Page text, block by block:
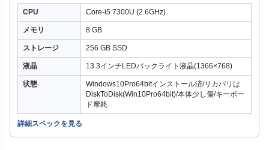
CPU Core-i5 7300U (2.6GHz)
メモリ 8 GB
ストレージ 256 GB SSD
液晶 13.3インチLEDバックライト液晶(1366×768)
状態
Windows10Pro64bitインストール済/リカバリは
DiskToDisk(Win10Pro64bit)/本体少し傷/キーボー
ド摩耗
詳細スペックを見る